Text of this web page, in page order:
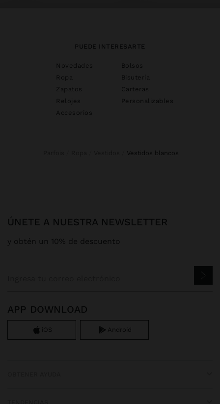
PUEDE INTERESARTE
Novedades
Bolsos
Ropa
Bisutería
Zapatos
Carteras
Relojes
Personalizables
Accesorios
vestidos blancos
ÚNETE A NUESTRA NEWSLETTER
y obtén un 10% de descuento
APP DOWNLOAD
iOS Android